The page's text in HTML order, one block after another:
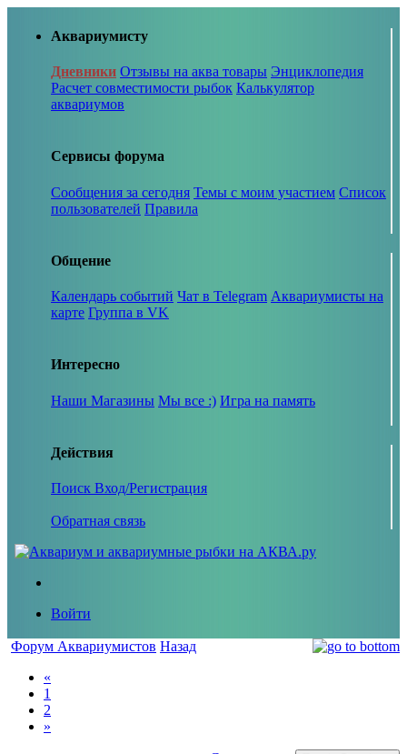
Аквариумисту
Дневники Отзывы на аква товары Энциклопедия
Расчет совместимости рыбок Калькулятор
аквариумов
Сервисы форума
Сообщения за сегодня Темы с моим участием Список
пользователей Правила
Общение
Календарь событий Чат в Telegram Аквариумисты на
карте Группа в VK
Интересно
Наши Магазины Мы все :) Игра на память
Действия
Поиск Вход/Регистрация
Обратная связь
Войти
Форум Аквариумистов Назад
«
1
2
»